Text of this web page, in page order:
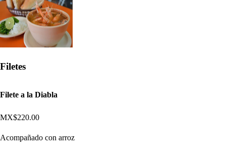
Filetes
Filete a la Diabla
MX$220.00
Acompañado con arroz